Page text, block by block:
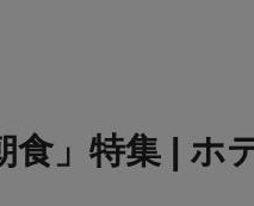
」特集 | ホ